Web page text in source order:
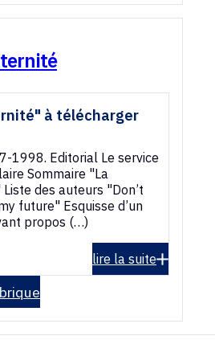
à télécharger
1998. Editorial Le service
Sommaire "La
des auteurs "Don’t
future" Esquisse d’un
propos (…)
lire la suite